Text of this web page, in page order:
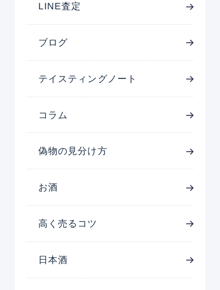
LINE査定
ブログ
テイスティングノート
コラム
偽物の見分け方
お酒
高く売るコツ
日本酒